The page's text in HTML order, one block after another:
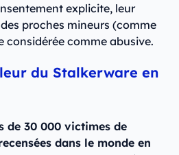
explicite, leur
proches mineurs (comme
considérée comme abusive.
du Stalkerware en
de 30 000 victimes de
dans le monde en